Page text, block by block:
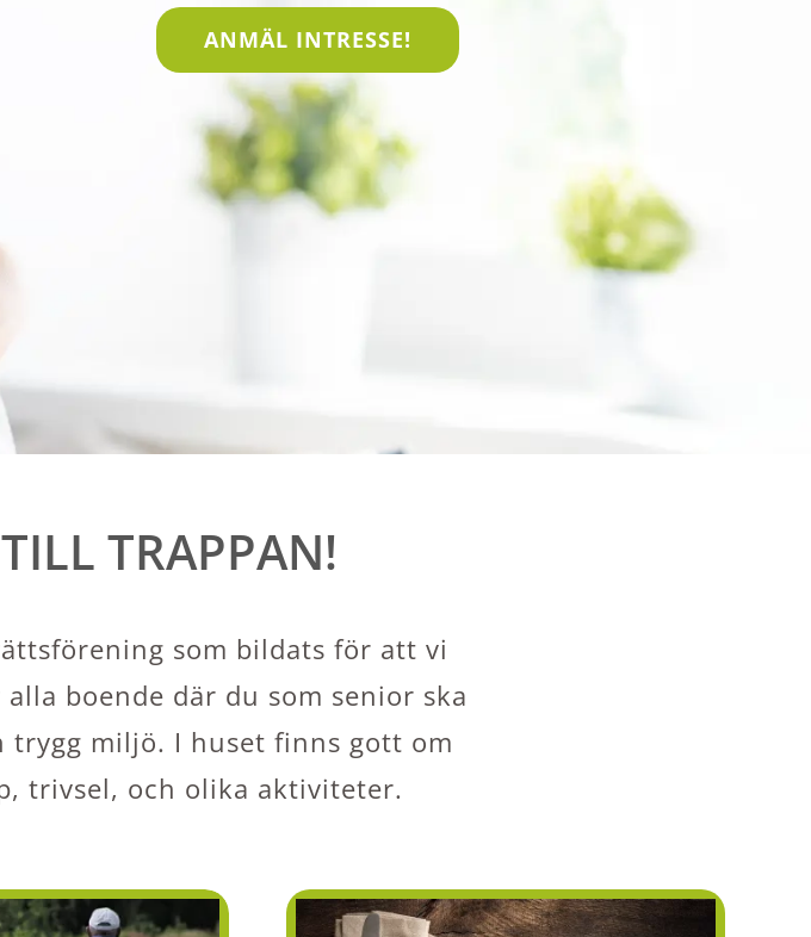
ANMÄL INTRESSE!
TRAPPAN!
som bildats för att vi
boende där du som senior ska
trygg miljö. I huset finns gott om
trivsel, och olika aktiviteter.